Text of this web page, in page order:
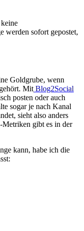
werden sofort gepostet,
Goldgrube, wenn
Mit Blog2Social
posten oder auch
sogar je nach Kanal
sieht also anders
Metriken gibt es in der
kann, habe ich die